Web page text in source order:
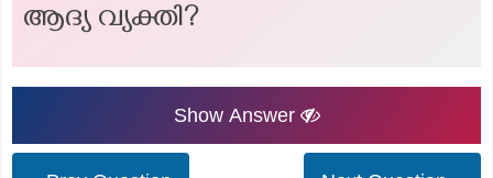
ആദ്യ വ്യക്തി?
Show Answer